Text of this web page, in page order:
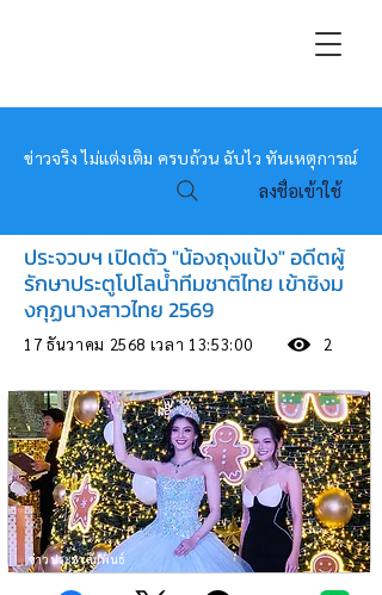
หมอข่าว
ข่าวจริง ไม่แต่งเติม ครบถ้วน ฉับไว ทันเหตุการณ์
ลงชื่อเข้าใช้
ประจวบฯ เปิดตัว "น้องถุงแป้ง" อดีตผู้
รักษาประตูโปโลน้ำทีมชาติไทย เข้าชิงม
งกุฏนางสาวไทย 2569
17 ธันวาคม 2568 เวลา 13:53:00 2
ข่าวประชาสัมพันธ์